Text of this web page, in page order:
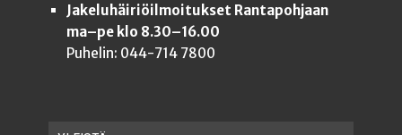
Jakeluhäiriöilmoitukset Rantapohjaan
ma–pe klo 8.30–16.00
Puhelin: 044-714 7800